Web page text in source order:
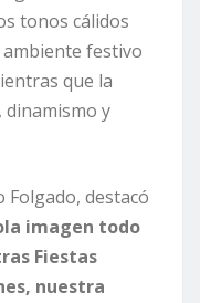
tonos cálidos
festivo
que la
y
Folgado, destacó
imagen todo
Fiestas
nuestra